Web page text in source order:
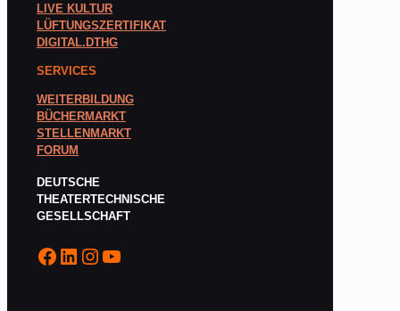
LIVE KULTUR
LÜFTUNGSZERTIFIKAT
DIGITAL.DTHG
SERVICES
WEITERBILDUNG
BÜCHERMARKT
STELLENMARKT
FORUM
DEUTSCHE
THEATERTECHNISCHE
GESELLSCHAFT
Facebook
LinkedIn
Instagram
YouTube